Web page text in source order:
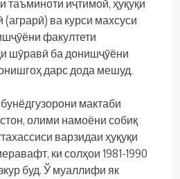
таъминоти иҷтимоӣ, ҳуқуқи
(аграрӣ) ва курси махсуси
факултети
шӯравӣ ба донишҷӯёни
дарс дода мешуд.
мактаби
олими намоёни собиқ
варзидаи ҳуқуқи
ки солҳои 1981-1990
буд. Ў муаллифи як